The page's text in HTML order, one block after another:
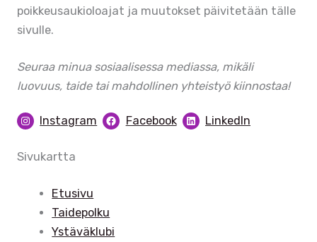
poikkeusaukioloajat ja muutokset päivitetään tälle
sivulle.
Seuraa minua sosiaalisessa mediassa, mikäli
luovuus, taide tai mahdollinen yhteistyö kiinnostaa!
Instagram Facebook LinkedIn
Sivukartta
Etusivu
Taidepolku
Ystäväklubi